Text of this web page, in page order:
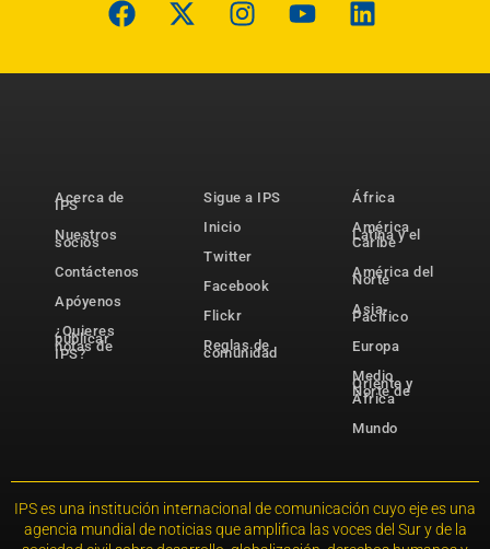
Acerca de
IPS
Nuestros
socios
Contáctenos
Apóyenos
¿Quieres
publicar
notas de
IPS?
Sigue a IPS
Inicio
Twitter
Facebook
Flickr
Reglas de
comunidad
África
América
Latina y el
Caribe
América del
Norte
Asia-
Pacífico
Europa
Medio
Oriente y
Norte de
África
Mundo
IPS es una institución internacional de comunicación cuyo eje es una
agencia mundial de noticias que amplifica las voces del Sur y de la